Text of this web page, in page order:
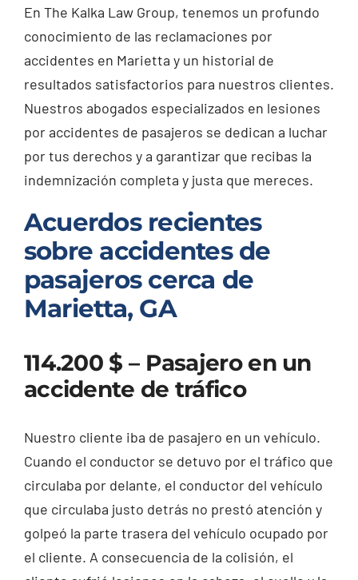
En The Kalka Law Group, tenemos un profundo
conocimiento de las reclamaciones por
accidentes en Marietta y un historial de
resultados satisfactorios para nuestros clientes.
Nuestros abogados especializados en lesiones
por accidentes de pasajeros se dedican a luchar
por tus derechos y a garantizar que recibas la
indemnización completa y justa que mereces.
Acuerdos recientes
sobre accidentes de
pasajeros cerca de
Marietta, GA
114.200 $ – Pasajero en un
accidente de tráfico
Nuestro cliente iba de pasajero en un vehículo.
Cuando el conductor se detuvo por el tráfico que
circulaba por delante, el conductor del vehículo
que circulaba justo detrás no prestó atención y
golpeó la parte trasera del vehículo ocupado por
el cliente. A consecuencia de la colisión, el